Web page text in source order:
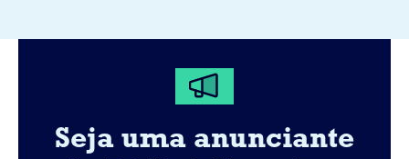
Seja uma anunciante